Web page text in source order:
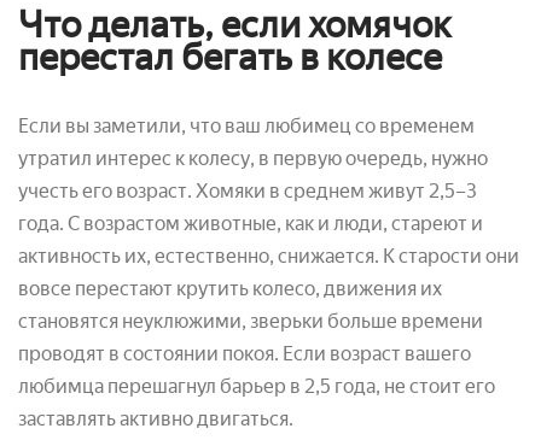
Что делать, если хомячок
перестал бегать в колесе
Если вы заметили, что ваш любимец со временем
утратил интерес к колесу, в первую очередь, нужно
учесть его возраст. Хомяки в среднем живут 2,5–3
года. С возрастом животные, как и люди, стареют и
активность их, естественно, снижается. К старости они
вовсе перестают крутить колесо, движения их
становятся неуклюжими, зверьки больше времени
проводят в состоянии покоя. Если возраст вашего
любимца перешагнул барьер в 2,5 года, не стоит его
заставлять активно двигаться.